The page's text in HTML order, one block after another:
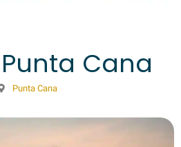
Cana
Punta Cana